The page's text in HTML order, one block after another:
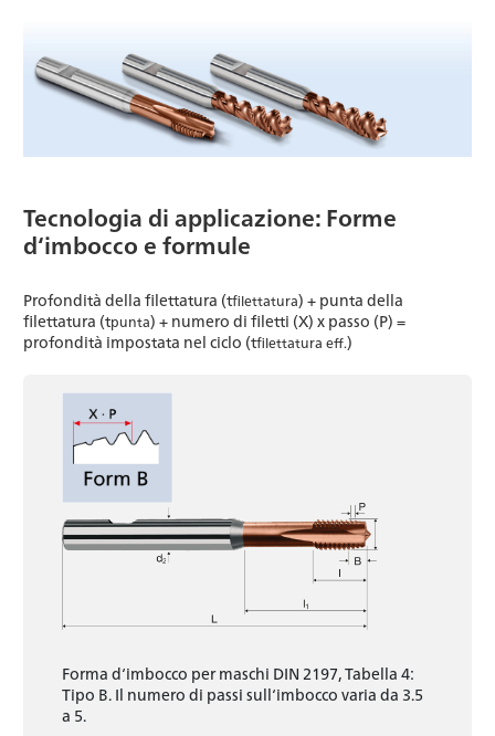
Tecnologia di applicazione: Forme
d‘imbocco e formule
Profondità della filettatura (tfilettatura) + punta della
filettatura (tpunta) + numero di filetti (X) x passo (P) =
profondità impostata nel ciclo (tfilettatura eff.)
Forma d‘imbocco per maschi DIN 2197, Tabella 4:
Tipo B. Il numero di passi sull‘imbocco varia da 3.5
a 5.